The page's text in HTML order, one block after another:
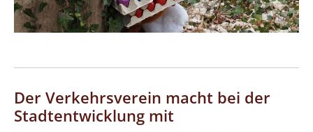
Der Verkehrsverein macht bei der
Stadtentwicklung mit